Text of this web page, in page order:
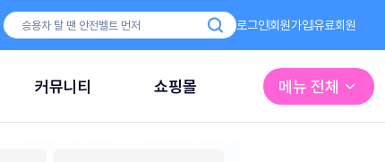
로그인회원가입유료회원
커뮤니티 쇼핑몰 메뉴 전체